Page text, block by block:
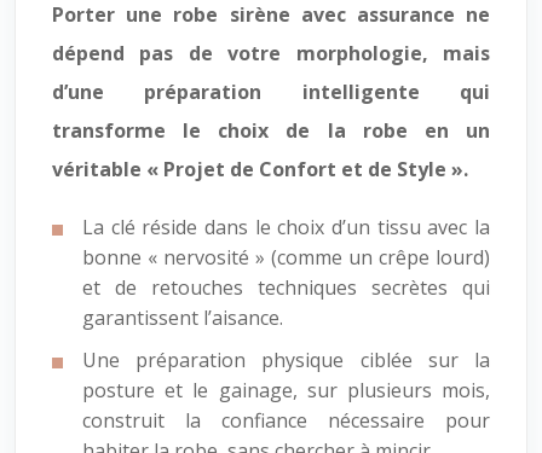
Porter une robe sirène avec assurance ne
dépend pas de votre morphologie, mais
d’une préparation intelligente qui
transforme le choix de la robe en un
véritable « Projet de Confort et de Style ».
La clé réside dans le choix d’un tissu avec la
bonne « nervosité » (comme un crêpe lourd)
et de retouches techniques secrètes qui
garantissent l’aisance.
Une préparation physique ciblée sur la
posture et le gainage, sur plusieurs mois,
construit la confiance nécessaire pour